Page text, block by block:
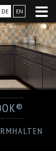
DE EN